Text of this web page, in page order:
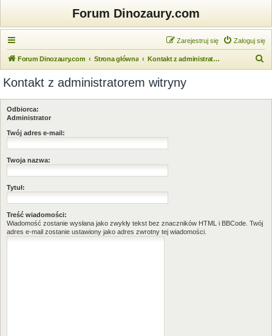
Forum Dinozaury.com
Zaloguj się
Zarejestruj się
Forum Dinozaury.com Strona główna Kontakt z administratorem witryny
k
Kontakt z administratorem witryny
Odbiorca:
Administrator
Twój adres e-mail:
Twoja nazwa:
Tytuł:
Treść wiadomości:
Wiadomość zostanie wysłana jako zwykły tekst bez znaczników HTML i BBCode. Twój
adres e-mail zostanie ustawiony jako adres zwrotny tej wiadomości.